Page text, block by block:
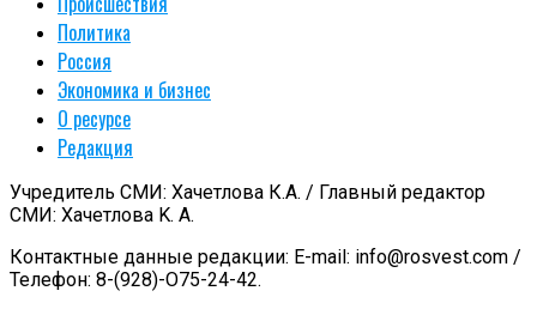
Политика
Россия
Экономика и бизнес
О ресурсе
Редакция
Учредитель СМИ: Хачетлова К.А. / Главный редактор
СМИ: Xaчeтлoвa K. A.
Контактные данные редакции: E-mail: info@rosvest.com /
Телефон: 8-(928)-O75-24-42.